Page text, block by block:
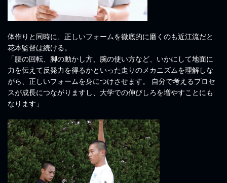
体作りと同時に、正しいフォームを徹底的に磨くのも近江流だと
花本監督は続ける。
「腰の回転、脚の動かし方、腕の使い方など、いかにして地面に
力を伝えて反発力を得るかといった走りのメカニズムを理解しな
がら、正しいフォームを身につけさせます。 自分で考えるプロセ
スが成長につながりますし、大学での伸びしろを増やすことにも
なります」